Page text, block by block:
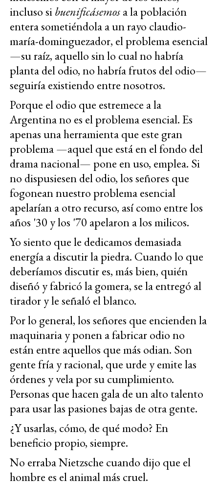
incluso sibuenificásemosa la población
entera sometiéndola a un rayo claudio-
maría-dominguezador, el problema esencial
—su raíz, aquello sin lo cual no habría
planta del odio, no habría frutos del odio—
seguiría existiendo entre nosotros.
Porque el odio que estremece a la
Argentina no es el problema esencial. Es
apenas una herramienta que este gran
problema —aquel que está en el fondo del
drama nacional— pone en uso, emplea. Si
no dispusiesen del odio, los señores que
fogonean nuestro problema esencial
apelarían a otro recurso, así como entre los
años '30 y los '70 apelaron a los milicos.
Yo siento que le dedicamos demasiada
energía a discutir la piedra. Cuando lo que
deberíamos discutir es, más bien, quién
diseñó y fabricó la gomera, se la entregó al
tirador y le señaló el blanco.
Por lo general, los señores que encienden la
maquinaria y ponen a fabricar odio no
están entre aquellos que más odian. Son
gente fría y racional, que urde y emite las
órdenes y vela por su cumplimiento.
Personas que hacen gala de un alto talento
para usar las pasiones bajas de otra gente.
¿Y usarlas, cómo, de qué modo? En
beneficio propio, siempre.
No erraba Nietzsche cuando dijo que el
hombre es el animal más cruel.